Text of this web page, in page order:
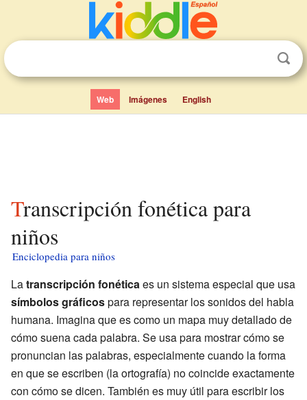
Web Imágenes English
Transcripción fonética para
niños
Enciclopedia para niños
Latranscripción fonéticaes un sistema especial que usa
símbolos gráficospara representar los sonidos del habla
humana. Imagina que es como un mapa muy detallado de
cómo suena cada palabra. Se usa para mostrar cómo se
pronuncian las palabras, especialmente cuando la forma
en que se escriben (la ortografía) no coincide exactamente
con cómo se dicen. También es muy útil para escribir los